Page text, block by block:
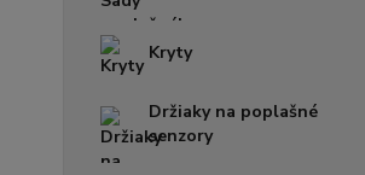
Kryty
Držiaky na poplašné
senzory